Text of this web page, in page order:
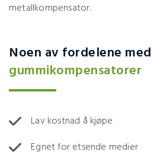
metallkompensator.
Noen av fordelene med
gummikompensatorer
Lav kostnad å kjøpe
Egnet for etsende medier